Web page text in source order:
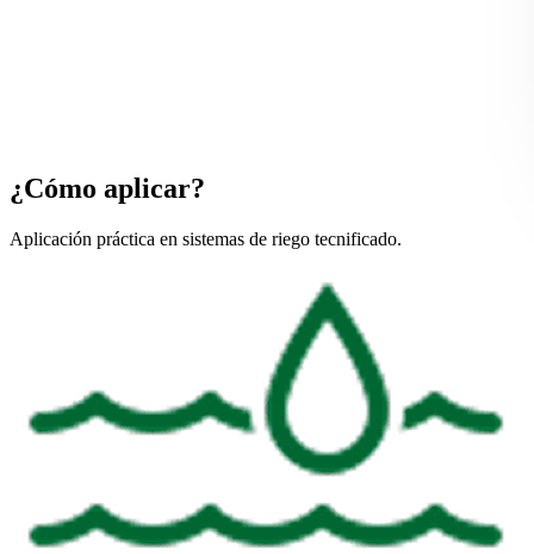
¿Cómo aplicar?
Aplicación práctica en sistemas de riego tecnificado.